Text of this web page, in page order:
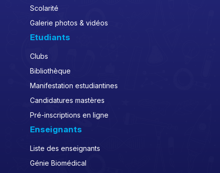
Scolarité
Galerie photos & vidéos
Etudiants
Clubs
Bibliothèque
Manifestation estudiantines
Candidatures mastères
Pré-inscriptions en ligne
Enseignants
Liste des enseignants
Génie Biomédical